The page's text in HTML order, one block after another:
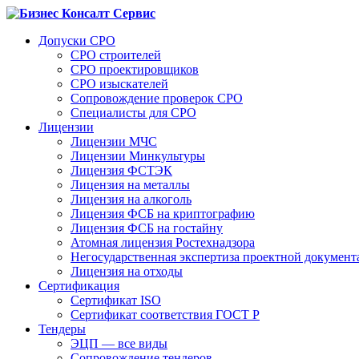
Допуски СРО
СРО строителей
СРО проектировщиков
СРО изыскателей
Сопровождение проверок СРО
Специалисты для СРО
Лицензии
Лицензии МЧС
Лицензии Минкультуры
Лицензия ФСТЭК
Лицензия на металлы
Лицензия на алкоголь
Лицензия ФСБ на криптографию
Лицензия ФСБ на гостайну
Атомная лицензия Ростехнадзора
Негосударственная экспертиза проектной
Лицензия на отходы
Сертификация
Сертификат ISO
Сертификат соответствия ГОСТ Р
Тендеры
ЭЦП — все виды